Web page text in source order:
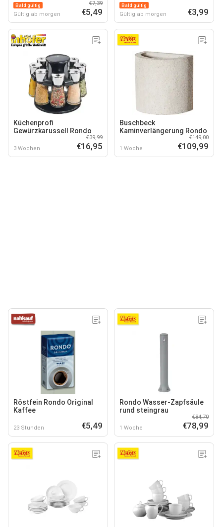
Bald gültig
Gültig ab morgen
€7,39
€5,49
Bald gültig
Gültig ab morgen €3,99
Küchenprofi
Gewürzkarussell Rondo
3 Wochen
€39,99
€16,95
Buschbeck
Kaminverlängerung Rondo
1 Woche
€149,00
€109,99
Röstfein Rondo Original
Kaffee
23 Stunden €5,49
Rondo Wasser-Zapfsäule
rund steingrau
1 Woche
€84,70
€78,99